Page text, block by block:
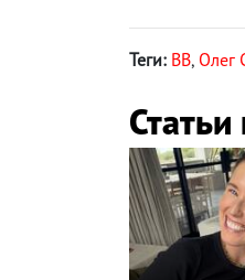
Теги: ВВ, Олег